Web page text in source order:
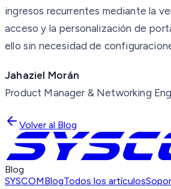
ingresos recurrentes mediante la
acceso y la personalización de
ello sin necesidad de
Jahaziel Morán
Product Manager & Networking
Volver al Blog
Blog
SYSCOMBlogTodos los artículos